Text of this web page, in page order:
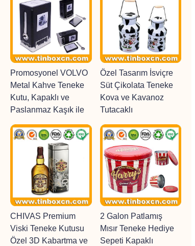
Promosyonel VOLVO
Metal Kahve Teneke
Kutu, Kapaklı ve
Paslanmaz Kaşık ile
Özel Tasarım İsviçre
Süt Çikolata Teneke
Kova ve Kavanoz
Tutacaklı
CHIVAS Premium
Viski Teneke Kutusu
Özel 3D Kabartma ve
2 Galon Patlamış
Mısır Teneke Hediye
Sepeti Kapaklı